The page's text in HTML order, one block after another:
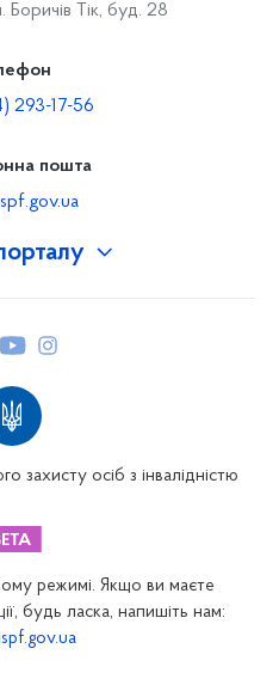
Боричів Тік, буд. 28
293-17-56
пошта
захисту осіб з інвалідністю
режимі. Якщо ви маєте
будь ласка, напишіть нам: